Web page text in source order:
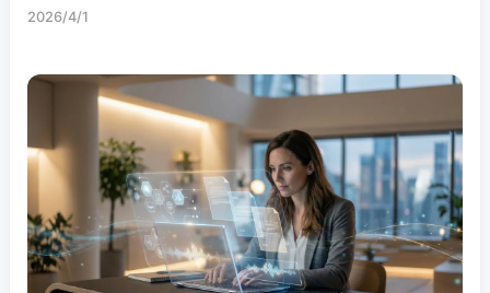
2026/4/1